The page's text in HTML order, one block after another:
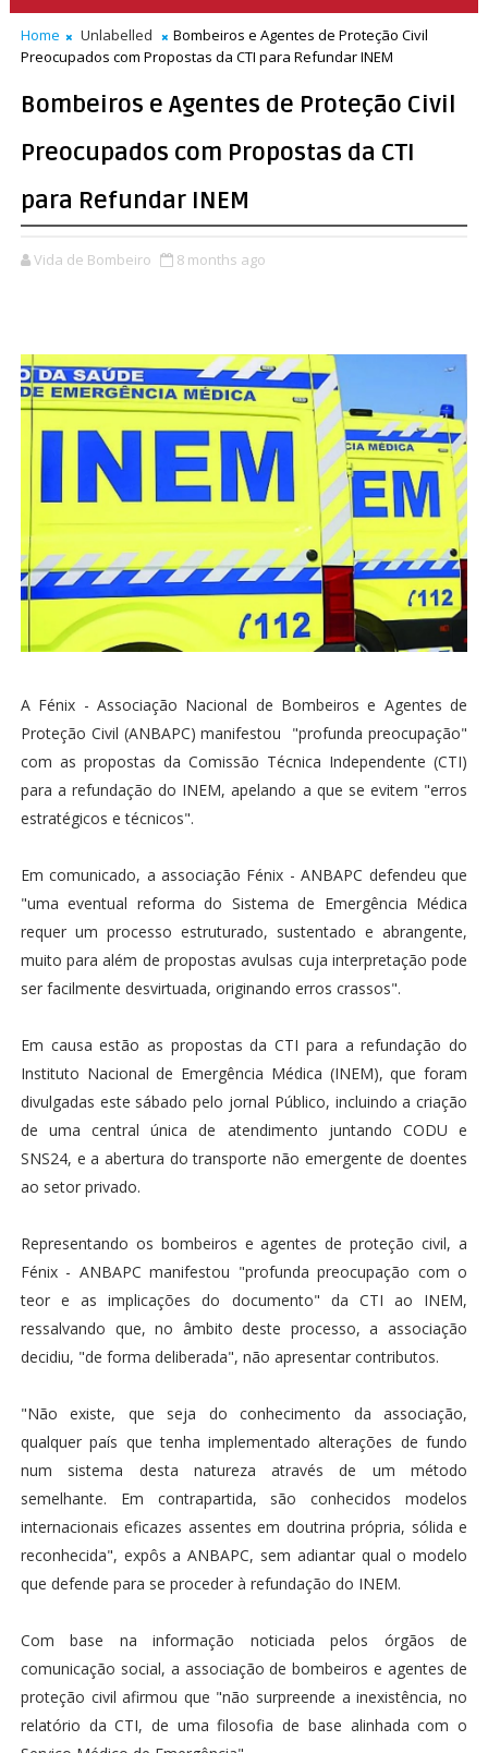
Home Unlabelled
Bombeiros e Agentes de Proteção Civil
Preocupados com Propostas da CTI para Refundar INEM
Bombeiros e Agentes de Proteção Civil
Preocupados com Propostas da CTI
para Refundar INEM
Vida de Bombeiro 8 months ago
A Fénix - Associação Nacional de Bombeiros e Agentes de
Proteção Civil (ANBAPC) manifestou "profunda preocupação"
com as propostas da Comissão Técnica Independente (CTI)
para a refundação do INEM, apelando a que se evitem "erros
estratégicos e técnicos".
Em comunicado, a associação Fénix - ANBAPC defendeu que
"uma eventual reforma do Sistema de Emergência Médica
requer um processo estruturado, sustentado e abrangente,
muito para além de propostas avulsas cuja interpretação pode
ser facilmente desvirtuada, originando erros crassos".
Em causa estão as propostas da CTI para a refundação do
Instituto Nacional de Emergência Médica (INEM), que foram
divulgadas este sábado pelo jornal Público, incluindo a criação
de uma central única de atendimento juntando CODU e
SNS24, e a abertura do transporte não emergente de doentes
ao setor privado.
Representando os bombeiros e agentes de proteção civil, a
Fénix - ANBAPC manifestou "profunda preocupação com o
teor e as implicações do documento" da CTI ao INEM,
ressalvando que, no âmbito deste processo, a associação
decidiu, "de forma deliberada", não apresentar contributos.
"Não existe, que seja do conhecimento da associação,
qualquer país que tenha implementado alterações de fundo
num sistema desta natureza através de um método
semelhante. Em contrapartida, são conhecidos modelos
internacionais eficazes assentes em doutrina própria, sólida e
reconhecida", expôs a ANBAPC, sem adiantar qual o modelo
que defende para se proceder à refundação do INEM.
Com base na informação noticiada pelos órgãos de
comunicação social, a associação de bombeiros e agentes de
proteção civil afirmou que "não surpreende a inexistência, no
relatório da CTI, de uma filosofia de base alinhada com o